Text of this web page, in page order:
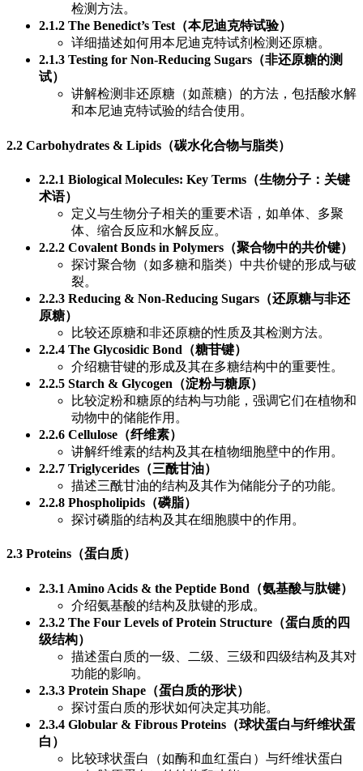
检测方法。
2.1.2 The Benedict’s Test（本尼迪克特试验）
详细描述如何用本尼迪克特试剂检测还原糖。
2.1.3 Testing for Non-Reducing Sugars（非还原糖的测
试）
讲解检测非还原糖（如蔗糖）的方法，包括酸水解
和本尼迪克特试验的结合使用。
2.2 Carbohydrates & Lipids（碳水化合物与脂类）
2.2.1 Biological Molecules: Key Terms（生物分子：关键
术语）
定义与生物分子相关的重要术语，如单体、多聚
体、缩合反应和水解反应。
2.2.2 Covalent Bonds in Polymers（聚合物中的共价键）
探讨聚合物（如多糖和脂类）中共价键的形成与破
裂。
2.2.3 Reducing & Non-Reducing Sugars（还原糖与非还
原糖）
比较还原糖和非还原糖的性质及其检测方法。
2.2.4 The Glycosidic Bond（糖苷键）
介绍糖苷键的形成及其在多糖结构中的重要性。
2.2.5 Starch & Glycogen（淀粉与糖原）
比较淀粉和糖原的结构与功能，强调它们在植物和
动物中的储能作用。
2.2.6 Cellulose（纤维素）
讲解纤维素的结构及其在植物细胞壁中的作用。
2.2.7 Triglycerides（三酰甘油）
描述三酰甘油的结构及其作为储能分子的功能。
2.2.8 Phospholipids（磷脂）
探讨磷脂的结构及其在细胞膜中的作用。
2.3 Proteins（蛋白质）
2.3.1 Amino Acids & the Peptide Bond（氨基酸与肽键）
介绍氨基酸的结构及肽键的形成。
2.3.2 The Four Levels of Protein Structure（蛋白质的四
级结构）
描述蛋白质的一级、二级、三级和四级结构及其对
功能的影响。
2.3.3 Protein Shape（蛋白质的形状）
探讨蛋白质的形状如何决定其功能。
2.3.4 Globular & Fibrous Proteins（球状蛋白与纤维状蛋
白）
比较球状蛋白（如酶和血红蛋白）与纤维状蛋白